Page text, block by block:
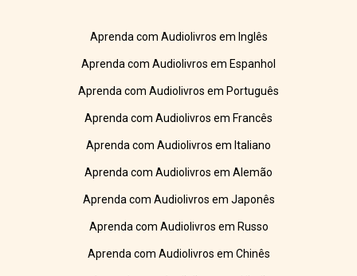
Aprenda com Audiolivros em Inglês
Aprenda com Audiolivros em Espanhol
Aprenda com Audiolivros em Português
Aprenda com Audiolivros em Francês
Aprenda com Audiolivros em Italiano
Aprenda com Audiolivros em Alemão
Aprenda com Audiolivros em Japonês
Aprenda com Audiolivros em Russo
Aprenda com Audiolivros em Chinês